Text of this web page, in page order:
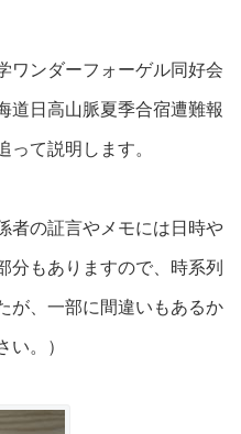
ワンダーフォーゲル同好会
道日高山脈夏季合宿遭難報
って説明します。
者の証言やメモには日時や
分もありますので、時系列
が、一部に間違いもあるか
い。）